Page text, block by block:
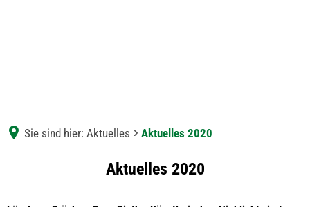
Sie sind hier: Aktuelles Aktuelles 2020
Aktuelles 2020